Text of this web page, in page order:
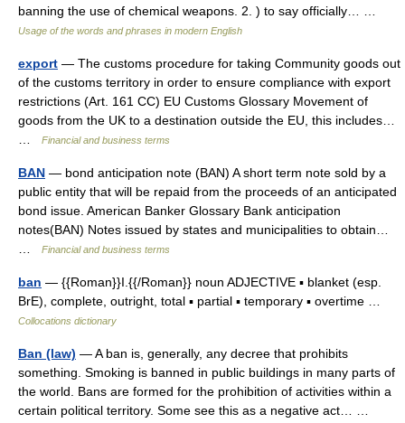
banning the use of chemical weapons. 2. ) to say officially… …
Usage of the words and phrases in modern English
export — The customs procedure for taking Community goods out
of the customs territory in order to ensure compliance with export
restrictions (Art. 161 CC) EU Customs Glossary Movement of
goods from the UK to a destination outside the EU, this includes…
Financial and business terms
BAN — bond anticipation note (BAN) A short term note sold by a
public entity that will be repaid from the proceeds of an anticipated
bond issue. American Banker Glossary Bank anticipation
notes(BAN) Notes issued by states and municipalities to obtain…
Financial and business terms
ban — {{Roman}}I.{{/Roman}} noun ADJECTIVE ▪ blanket (esp.
BrE), complete, outright, total ▪ partial ▪ temporary ▪ overtime …
Collocations dictionary
Ban (law) — A ban is, generally, any decree that prohibits
something. Smoking is banned in public buildings in many parts of
the world. Bans are formed for the prohibition of activities within a
certain political territory. Some see this as a negative act… …